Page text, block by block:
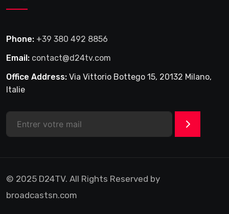
Phone: +39 380 492 8856
Email: contact@d24tv.com
Office Address: Via Vittorio Bottego 15, 20132 Milano,
Italie
>
© 2025 D24TV. All Rights Reserved by
broadcastsn.com